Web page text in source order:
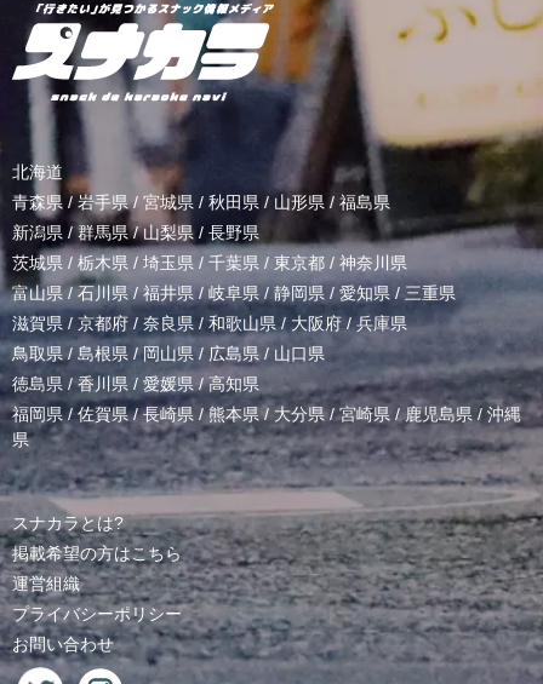
北海道
青森県 / 岩手県/ 宮城県 / 秋田県 / 山形県/ 福島県
新潟県 /群馬県/山梨県 / 長野県
茨城県 / 栃木県 / 埼玉県 / 千葉県 / 東京都 / 神奈川県
富山県 /石川県/福井県/岐阜県 / 静岡県 / 愛知県 / 三重県
滋賀県 / 京都府 / 奈良県 / 和歌山県/ 大阪府 /兵庫県
鳥取県/ 島根県 /岡山県/ 広島県 / 山口県
徳島県 /香川県 / 愛媛県/高知県
福岡県/佐賀県/長崎県 /熊本県/ 大分県/宮崎県 /鹿児島県 / 沖縄
県
スナカラとは?
掲載希望の方はこちら
運営組織
プライバシーポリシー
お問い合わせ